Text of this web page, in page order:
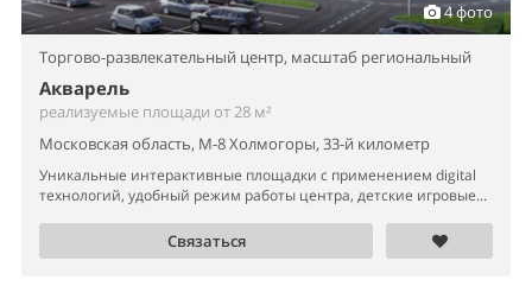
4 фото
Торгово-развлекательный центр, масштаб региональный
Акварель
реализуемые площади от 28 м²
Московская область, М-8 Холмогоры, 33-й километр
Уникальные интерактивные площадки с применением digital
технологий, удобный режим работы центра, детские игровые...
Связаться